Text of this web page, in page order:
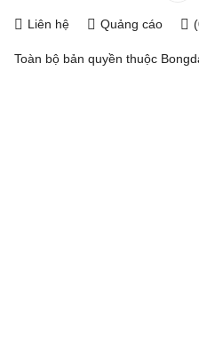
Liên hệ Quảng cáo
Toàn bộ bản quyền thuộc